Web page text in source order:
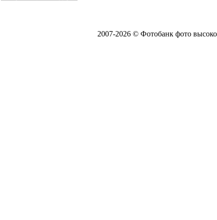
2007-2026 © Фотобанк фото